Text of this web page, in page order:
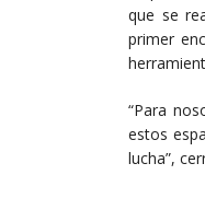
que se
primer
“Para
estos
lucha”,